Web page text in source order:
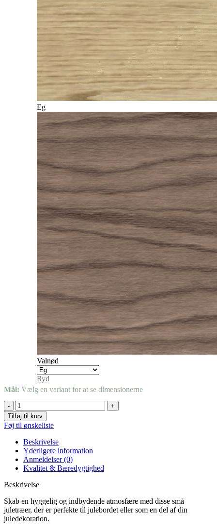
Eg
Valnød
Ryd
Mål: Vælg en variant for at se dimensionerne
Tilføj til kurv
Føj til ønskeliste
Beskrivelse
Yderligere information
Anmeldelser (0)
Kvalitet & Bæredygtighed
Beskrivelse
Skab en hyggelig og indbydende atmosfære med disse små
juletræer, der er perfekte til julebordet eller som en del af din
juledekoration.